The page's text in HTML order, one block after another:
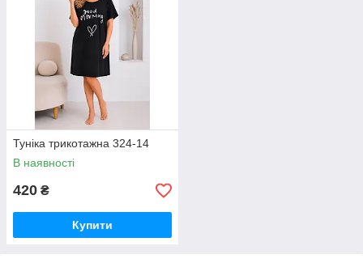
Туніка трикотажна 324-14
В наявності
420 ₴
Купити